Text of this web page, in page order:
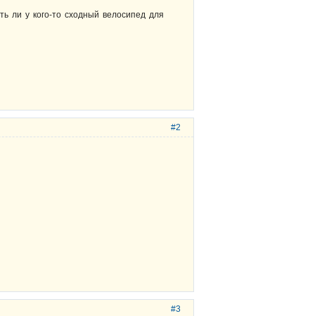
ли у кого-то сходный велосипед для
#2
#3